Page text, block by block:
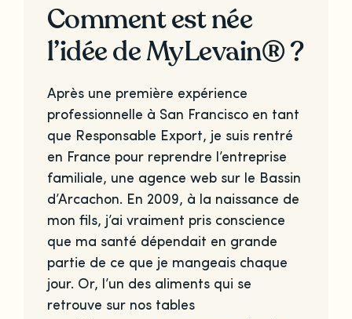
Comment est née
l’idée de MyLevain® ?
Après une première expérience
professionnelle à San Francisco en tant
que Responsable Export, je suis rentré
en France pour reprendre l’entreprise
familiale, une agence web sur le Bassin
d’Arcachon. En 2009, à la naissance de
mon fils, j’ai vraiment pris conscience
que ma santé dépendait en grande
partie de ce que je mangeais chaque
jour. Or, l’un des aliments qui se
retrouve sur nos tables